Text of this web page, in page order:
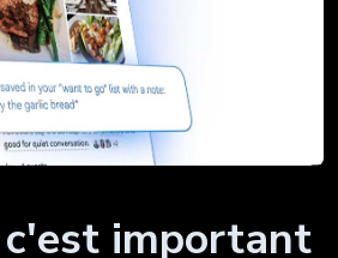
important